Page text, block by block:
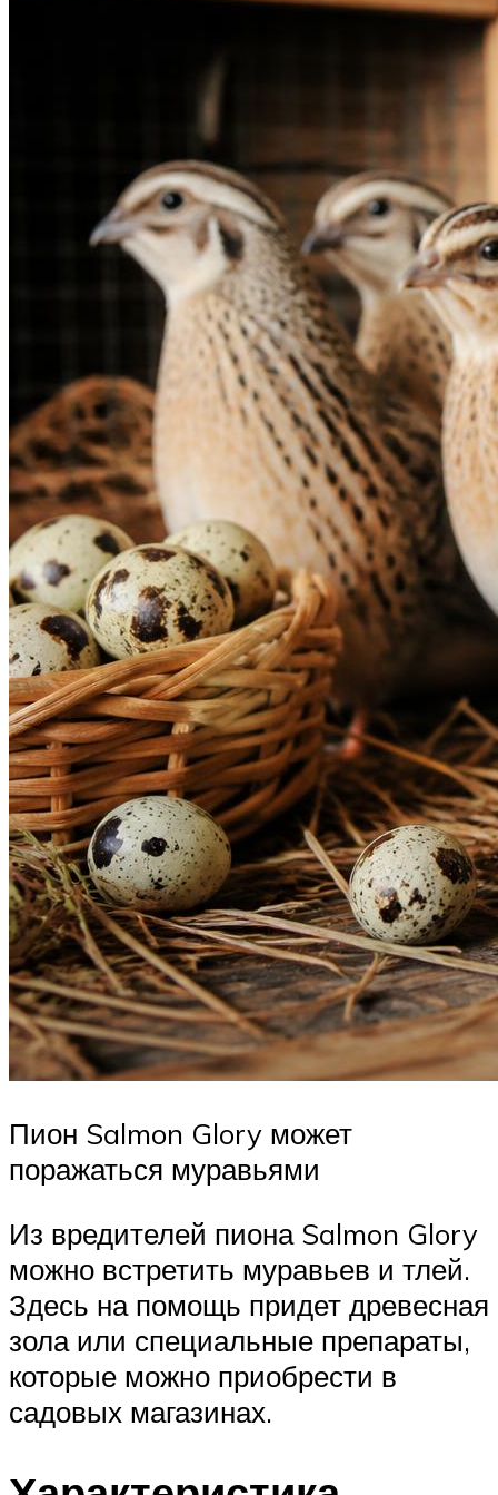
Пион Salmon Glory может
поражаться муравьями
Из вредителей пиона Salmon Glory
можно встретить муравьев и тлей.
Здесь на помощь придет древесная
зола или специальные препараты,
которые можно приобрести в
садовых магазинах.